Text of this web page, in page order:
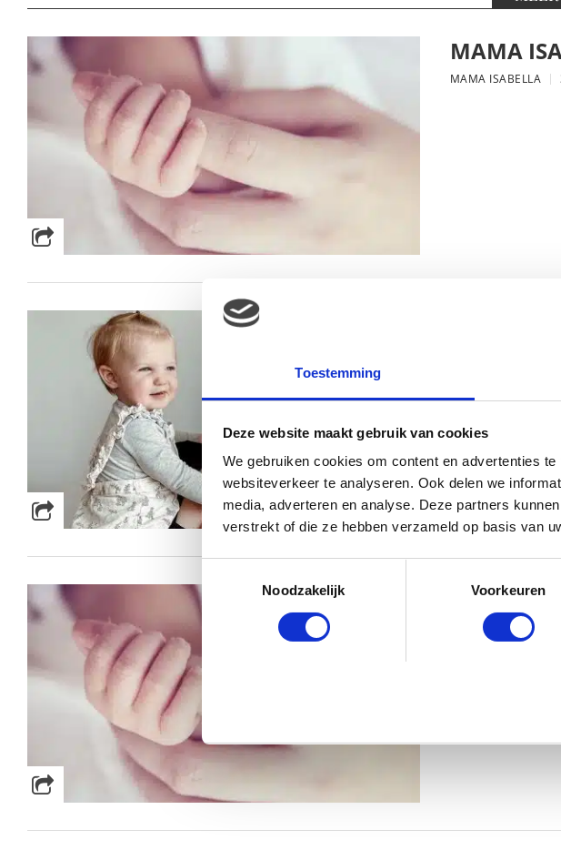
Toestemming
Deze website maakt gebruik van cookies
We gebruiken cookies om content en advertenties
websiteverkeer te analyseren. Ook delen we
media, adverteren en analyse. Deze partners
verstrekt of die ze hebben verzameld op basis van
Noodzakelijk
Voorkeuren
MAMA
MAMA ISABELLA
MAMA
MAMA
EERSTE